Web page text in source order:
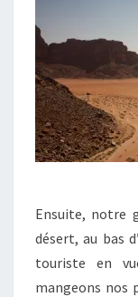
Ensuite, notre
désert, au bas
touriste en
mangeons nos